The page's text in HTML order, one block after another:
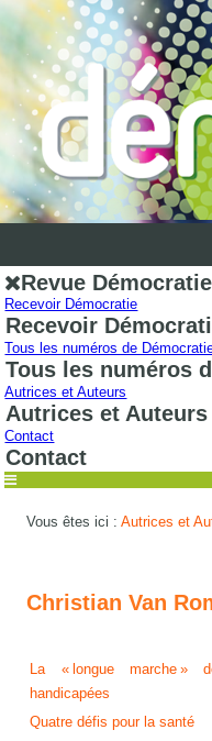
Revue Démocratie
Recevoir Démocratie
Recevoir
Tous les numéros de
Tous les numéros
Autrices et Auteurs
Autrices et Auteurs
Contact
Contact
Vous êtes ici :Autrices et
Christian Van
La « longue marche »
handicapées
Quatre défis pour la santé